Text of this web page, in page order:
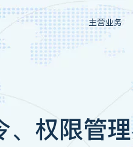
主营业务
、权限管